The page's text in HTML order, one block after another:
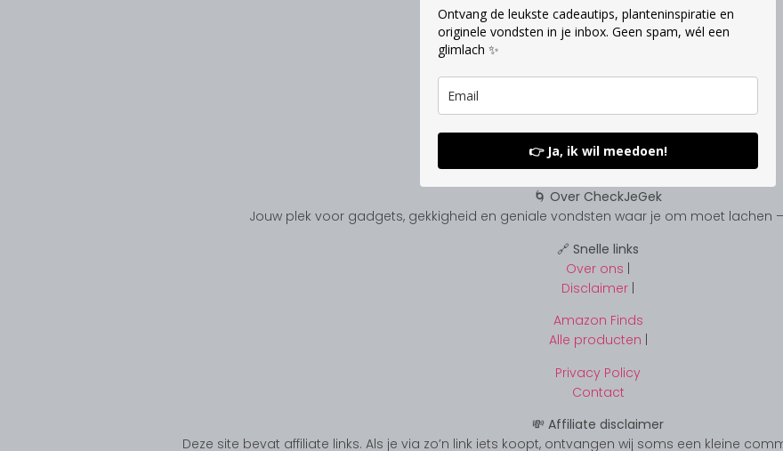
Ontvang de leukste cadeautips, planteninspiratie en
originele vondsten in je inbox. Geen spam, wél een
glimlach ✨
👉 Ja, ik wil meedoen!
🌀 Over CheckJeGek
Jouw plek voor gadgets, gekkigheid en geniale vondsten waar je om moet lachen
🔗 Snelle links
Over ons |
Disclaimer |
Amazon Finds
Alle producten
Privacy Policy
Contact
💸 Affiliate disclaimer
Deze site bevat affiliate links. Als je via zo’n link iets koopt, ontvangen wij soms een kleine